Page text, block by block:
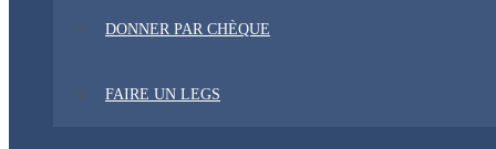
DONNER PAR CHÈQUE
FAIRE UN LEGS